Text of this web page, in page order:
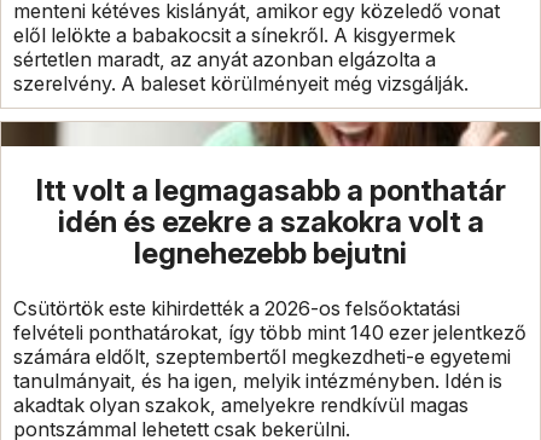
menteni kétéves kislányát, amikor egy közeledő vonat
elől lelökte a babakocsit a sínekről. A kisgyermek
sértetlen maradt, az anyát azonban elgázolta a
szerelvény. A baleset körülményeit még vizsgálják.
Itt volt a legmagasabb a ponthatár
idén és ezekre a szakokra volt a
legnehezebb bejutni
Csütörtök este kihirdették a 2026-os felsőoktatási
felvételi ponthatárokat, így több mint 140 ezer jelentkező
számára eldőlt, szeptembertől megkezdheti-e egyetemi
tanulmányait, és ha igen, melyik intézményben. Idén is
akadtak olyan szakok, amelyekre rendkívül magas
pontszámmal lehetett csak bekerülni.